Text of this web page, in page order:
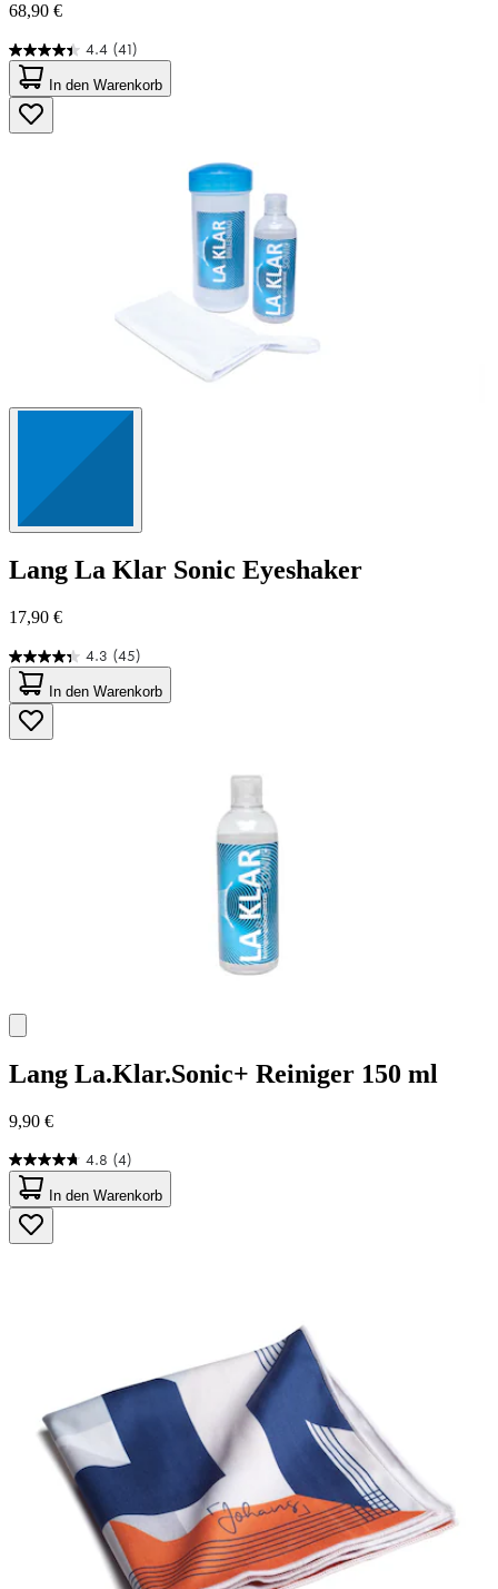
68,90 €
4.4 (41)
4.4
von
5
Sternen.
41
In den Warenkorb
Lang La Klar Sonic Eyeshaker
17,90 €
4.3 (45)
4.3
von
5
Sternen.
45
In den Warenkorb
Lang La.Klar.Sonic+ Reiniger 150 ml
9,90 €
4.8 (4)
4.8
von
5
Sternen.
4
In den Warenkorb